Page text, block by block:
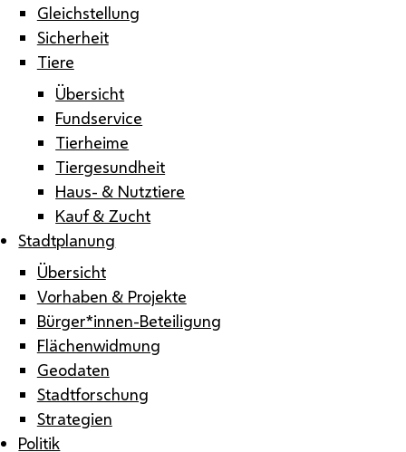
Gleichstellung
Sicherheit
Tiere
Übersicht
Fundservice
Tierheime
Tiergesundheit
Haus- & Nutztiere
Kauf & Zucht
Stadtplanung
Übersicht
Vorhaben & Projekte
Bürger*innen-Beteiligung
Flächenwidmung
Geodaten
Stadtforschung
Strategien
Politik